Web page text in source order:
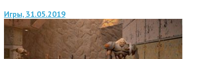
Игры, 31.05.2019